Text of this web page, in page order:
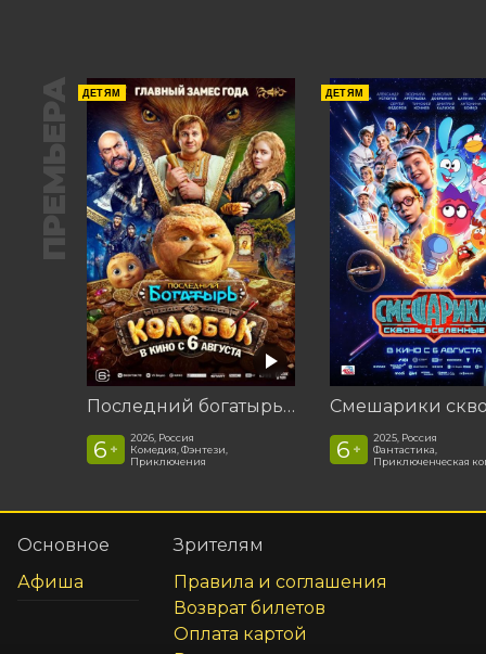
ПРЕМЬЕРА ДЕТЯМ
Последний богатырь. Колобок
6 +
2026, Россия
Комедия, Фэнтези,
Приключения
ДЕТЯМ
6 +
2025, Россия
Фантастика,
Приключенческая
Основное
Афиша
Зрителям
Правила и соглашения
Возврат билетов
Оплата картой